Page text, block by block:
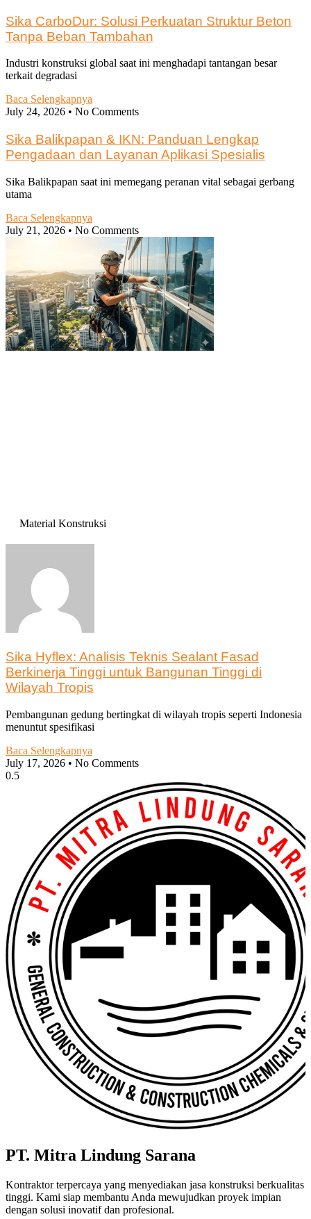
Sika CarboDur: Solusi Perkuatan Struktur Beton
Tanpa Beban Tambahan
Industri konstruksi global saat ini menghadapi tantangan besar
terkait degradasi
Baca Selengkapnya
July 24, 2026
No Comments
Sika Balikpapan & IKN: Panduan Lengkap
Pengadaan dan Layanan Aplikasi Spesialis
Sika Balikpapan saat ini memegang peranan vital sebagai gerbang
utama
Baca Selengkapnya
July 21, 2026
No Comments
Material Konstruksi
Sika Hyflex: Analisis Teknis Sealant Fasad
Berkinerja Tinggi untuk Bangunan Tinggi di
Wilayah Tropis
Pembangunan gedung bertingkat di wilayah tropis seperti Indonesia
menuntut spesifikasi
Baca Selengkapnya
July 17, 2026
No Comments
PT. Mitra Lindung Sarana
Kontraktor terpercaya yang menyediakan jasa konstruksi berkualitas
tinggi. Kami siap membantu Anda mewujudkan proyek impian
dengan solusi inovatif dan profesional.